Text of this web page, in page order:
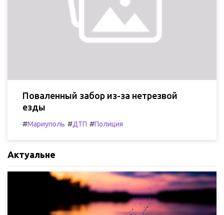
Поваленный забор из-за нетрезвой
езды
#Мариуполь #ДТП #Полиция
Актуальне